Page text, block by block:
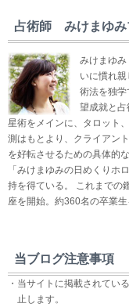
占術師 みけまゆみ
みけまゆ
いに慣れ
術法を独
望成就と
星術をメインに、タロット
測はもとより、クライアン
を好転させるための具体的
「みけまゆみの日めくりホ
持を得ている。 これまでの
座を開始。約360名の卒業生
当ブログ注意事項
・当サイトに掲載されてい
止します。